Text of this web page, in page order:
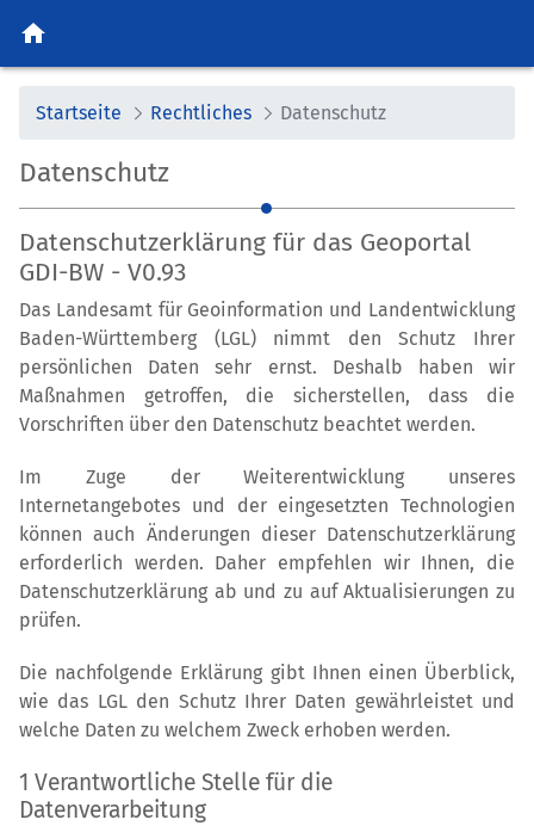
home
Startseite Rechtliches Datenschutz
Datenschutz
Datenschutzerklärung für das Geoportal
GDI-BW - V0.93
Das Landesamt für Geoinformation und Landentwicklung
Baden-Württemberg (LGL) nimmt den Schutz Ihrer
persönlichen Daten sehr ernst. Deshalb haben wir
Maßnahmen getroffen, die sicherstellen, dass die
Vorschriften über den Datenschutz beachtet werden.
Im Zuge der Weiterentwicklung unseres
Internetangebotes und der eingesetzten Technologien
können auch Änderungen dieser Datenschutzerklärung
erforderlich werden. Daher empfehlen wir Ihnen, die
Datenschutzerklärung ab und zu auf Aktualisierungen zu
prüfen.
Die nachfolgende Erklärung gibt Ihnen einen Überblick,
wie das LGL den Schutz Ihrer Daten gewährleistet und
welche Daten zu welchem Zweck erhoben werden.
1 Verantwortliche Stelle für die
Datenverarbeitung